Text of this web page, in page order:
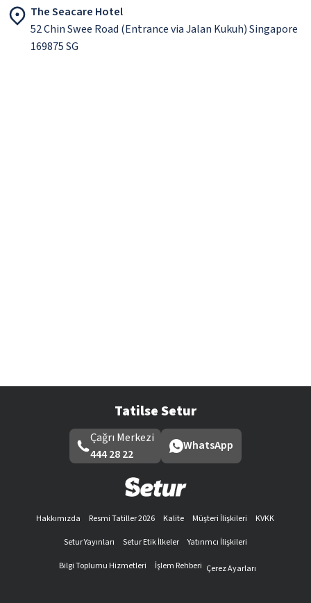
The Seacare Hotel
52 Chin Swee Road (Entrance via Jalan Kukuh) Singapore
169875 SG
Tatilse Setur
Çağrı Merkezi
444 28 22
WhatsApp
Hakkımızda Resmi Tatiller 2026 Kalite Müşteri İlişkileri
KVKK
Setur Yayınları
Setur Etik İlkeler
Yatırımcı İlişkileri
Bilgi Toplumu Hizmetleri
İşlem Rehberi Çerez Ayarları